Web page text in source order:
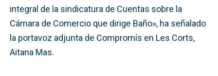
integral de la sindicatura de Cuentas sobre la
Cámara de Comercio que dirige Baño», ha señalado
la portavoz adjunta de Compromís en Les Corts,
Aitana Mas.